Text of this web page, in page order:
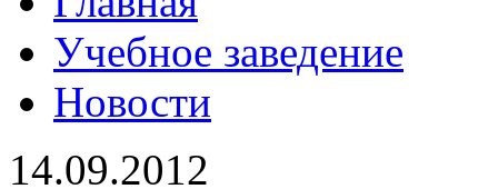
Учебное заведение
Новости
14.09.2012